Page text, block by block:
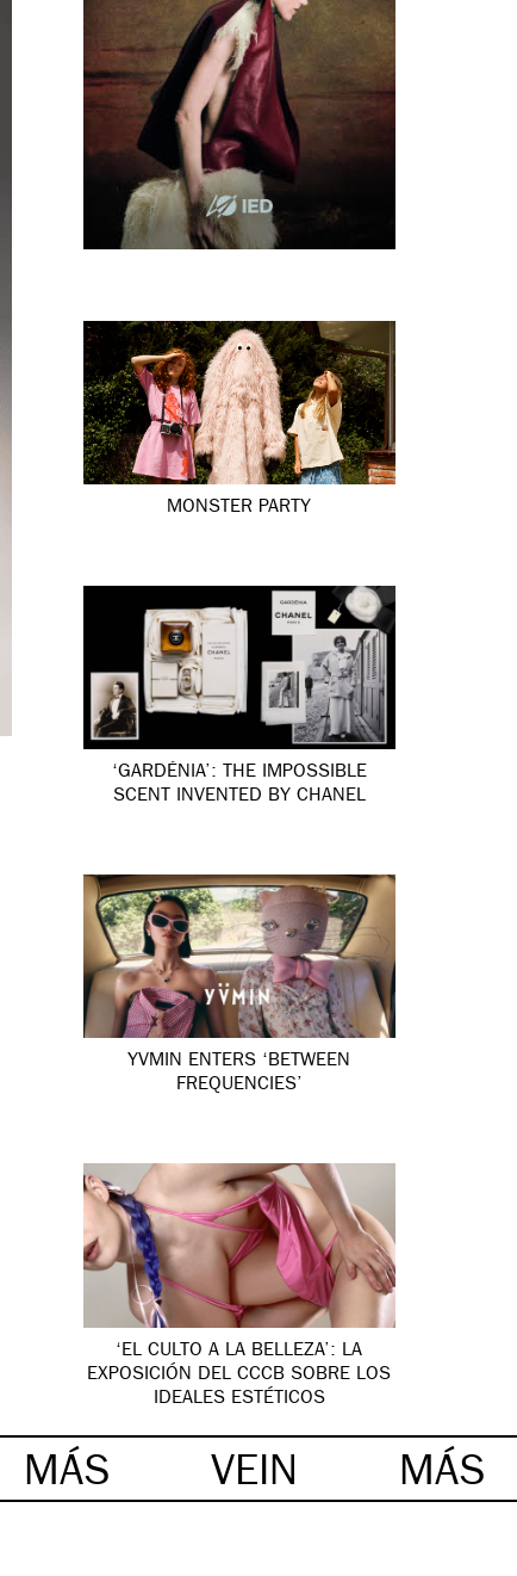
MONSTER PARTY
‘GARDÉNIA’: THE IMPOSSIBLE
SCENT INVENTED BY CHANEL
YVMIN ENTERS ‘BETWEEN
FREQUENCIES’
‘EL CULTO A LA BELLEZA’: LA
EXPOSICIÓN DEL CCCB SOBRE LOS
IDEALES ESTÉTICOS
MÁS VEIN MÁS